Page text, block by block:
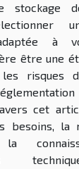
stockage
à
être une
risques
cet
besoins, la